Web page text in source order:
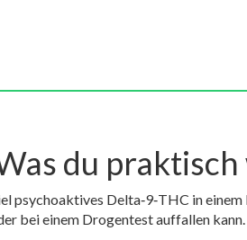
du
psychoaktives Delta‑9‑THC in
bei einem Drogentest auffallen